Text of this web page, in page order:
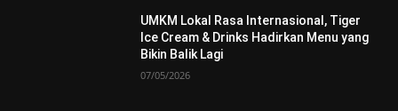
UMKM Lokal Rasa Internasional, Tiger
Ice Cream & Drinks Hadirkan Menu yang
Bikin Balik Lagi
07/05/2026